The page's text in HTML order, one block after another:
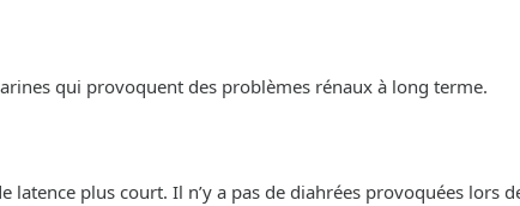
qui provoquent des problèmes rénaux à long terme.
plus court. Il n’y a pas de diahrées provoquées lors